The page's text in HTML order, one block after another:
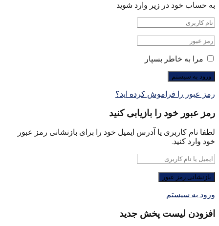
به حساب خود در زیر وارد شوید
مرا به خاطر بسپار
رمز عبور را فراموش کرده اید؟
رمز عبور خود را بازیابی کنید
لطفا نام کاربری یا آدرس ایمیل خود را برای بازنشانی رمز عبور
خود وارد کنید.
ورود به سیستم
افزودن لیست پخش جدید